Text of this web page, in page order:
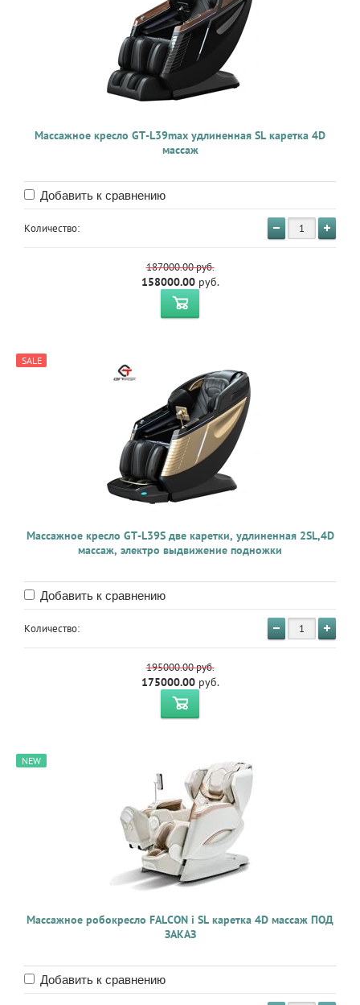
Массажное кресло GT-L39max удлиненная SL каретка 4D
массаж
Добавить к сравнению
Количество:
187000.00руб.
158000.00руб.
SALE
Массажное кресло GT-L39S две каретки, удлиненная 2SL,4D
массаж, электро выдвижение подножки
Добавить к сравнению
Количество:
195000.00руб.
175000.00руб.
NEW
Массажное робокресло FALCON i SL каретка 4D массаж ПОД
ЗАКАЗ
Добавить к сравнению